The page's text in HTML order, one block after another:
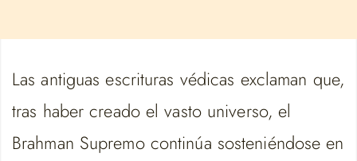
Las antiguas escrituras védicas exclaman que,
tras haber creado el vasto universo, el
Brahman Supremo continúa sosteniéndose en